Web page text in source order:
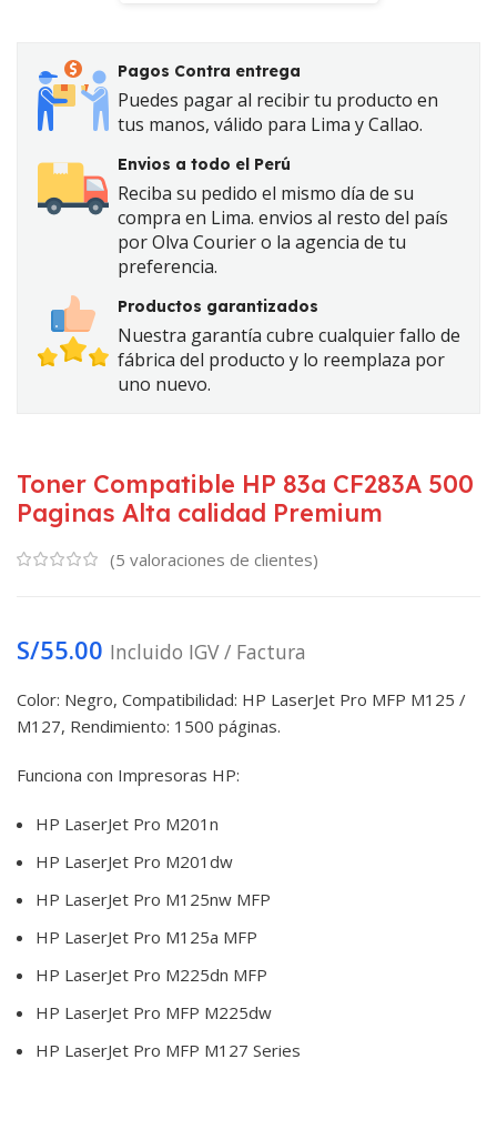
Pagos Contra entrega
Puedes pagar al recibir tu producto en
tus manos, válido para Lima y Callao.
Envios a todo el Perú
Reciba su pedido el mismo día de su
compra en Lima. envios al resto del país
por Olva Courier o la agencia de tu
preferencia.
Productos garantizados
Nuestra garantía cubre cualquier fallo de
fábrica del producto y lo reemplaza por
uno nuevo.
Toner Compatible HP 83a CF283A 500
Paginas Alta calidad Premium
(5 valoraciones de clientes)
S/55.00 Incluido IGV / Factura
Color: Negro, Compatibilidad: HP LaserJet Pro MFP M125 /
M127, Rendimiento: 1500 páginas.
Funciona con Impresoras HP:
HP LaserJet Pro M201n
HP LaserJet Pro M201dw
HP LaserJet Pro M125nw MFP
HP LaserJet Pro M125a MFP
HP LaserJet Pro M225dn MFP
HP LaserJet Pro MFP M225dw
HP LaserJet Pro MFP M127 Series